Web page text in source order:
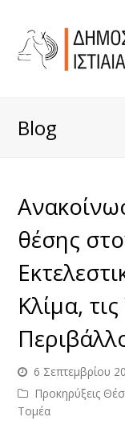
Blog
θέσης
Κλίμα,
6 Σεπτεμβρίου
Προκηρύξεις
Τομέα